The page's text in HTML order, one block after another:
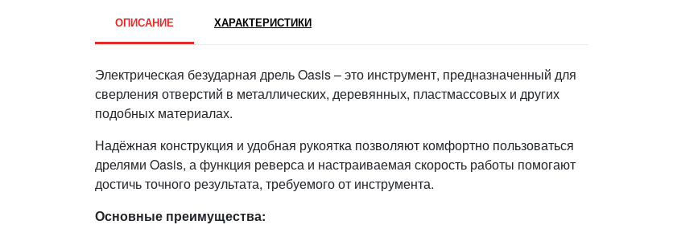
ОПИСАНИЕ ХАРАКТЕРИСТИКИ
Электрическая безударная дрель Oasis – это инструмент, предназначенный для
сверления отверстий в металлических, деревянных, пластмассовых и других
подобных материалах.
Надёжная конструкция и удобная рукоятка позволяют комфортно пользоваться
дрелями Oasis, а функция реверса и настраиваемая скорость работы помогают
достичь точного результата, требуемого от инструмента.
Основные преимущества: